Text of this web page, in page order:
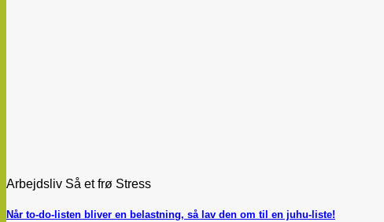
Arbejdsliv Så et frø Stress
Når to-do-listen bliver en belastning, så lav den om til en juhu-liste!